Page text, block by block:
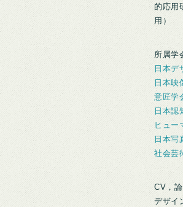
的応用
用）
所属学
日本デ
日本映
意匠学
日本認
ヒュー
日本写
社会芸
CV，
デザイ